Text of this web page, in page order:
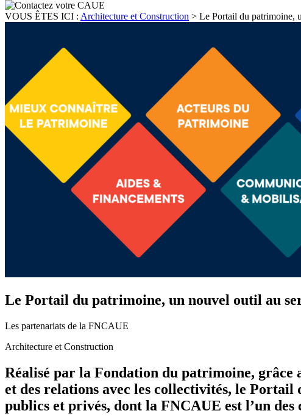
VOUS ÊTES ICI : Architecture et Construction > Le Portail du patrimoine,
Le Portail du patrimoine, un nouvel outil au
Les partenariats de la FNCAUE
Architecture et Construction
Réalisé par la Fondation du patrimoine,
et des relations avec les collectivités, le
publics et privés, dont la FNCAUE est l’un